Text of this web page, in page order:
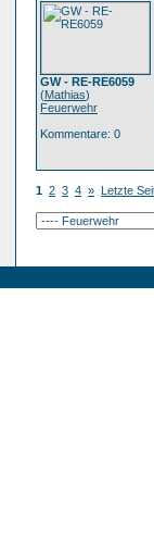
GW - RE-RE6059
(Mathias)
Feuerwehr
Kommentare: 0
1 2 3 4 » Letzte